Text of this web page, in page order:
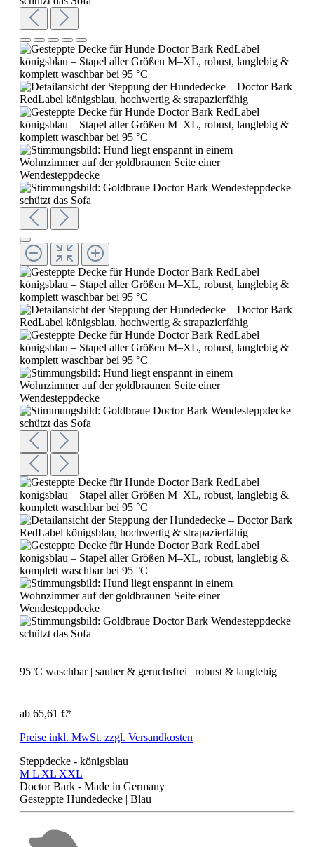
95°C waschbar | sauber & geruchsfrei | robust & langlebig
ab 65,61 €*
Preise inkl. MwSt. zzgl. Versandkosten
Steppdecke - königsblau
M L XL XXL
Doctor Bark - Made in Germany
Gesteppte Hundedecke | Blau